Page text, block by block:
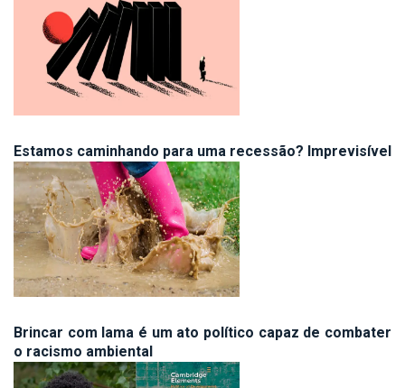
Estamos caminhando para uma recessão? Imprevisível
Brincar com lama é um ato político capaz de combater
o racismo ambiental